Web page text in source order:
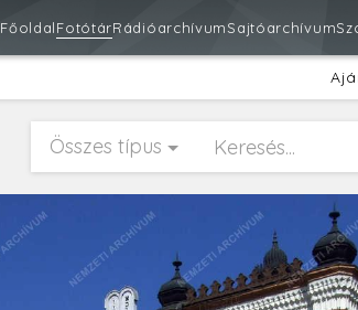
FőoldalFotótárRádióarchívumSajtóarchívum
Összes típus